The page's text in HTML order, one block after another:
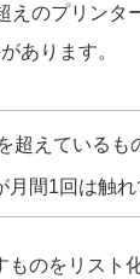
えのプリンタ
あります。
超えているも
月間1回は触
のをリスト